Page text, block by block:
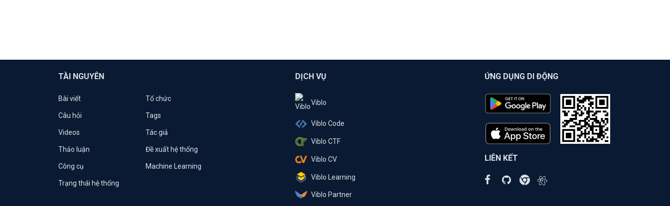
TÀI NGUYÊN
Bài viết Tổ chức
Câu hỏi Tags
Videos Tác giả
Thảo luận Đề xuất hệ thống
Công cụ Machine Learning
Trạng thái hệ thống
DỊCH VỤ
Viblo
Viblo Code
Viblo CTF
Viblo CV
Viblo Learning
Viblo Partner
ỨNG DỤNG DI ĐỘNG
LIÊN KẾT